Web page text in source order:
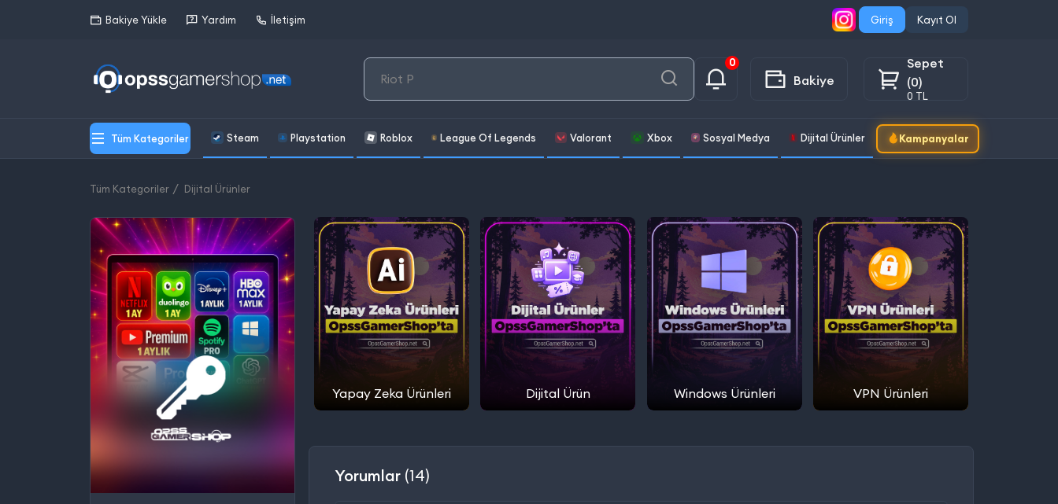
Bakiye Yükle Yardım İletişim Giriş Kayıt Ol
0
Bakiye
Sepet
(0)
0 TL
Tüm Kategoriler Steam Playstation Roblox League Of Legends Valorant Xbox Sosyal Medya Dijital Ürünler Kampanyalar
Tüm Kategoriler Dijital Ürünler
Yapay Zeka Ürünleri Dijital Ürün Windows Ürünleri VPN Ürünleri
Yorumlar (14)